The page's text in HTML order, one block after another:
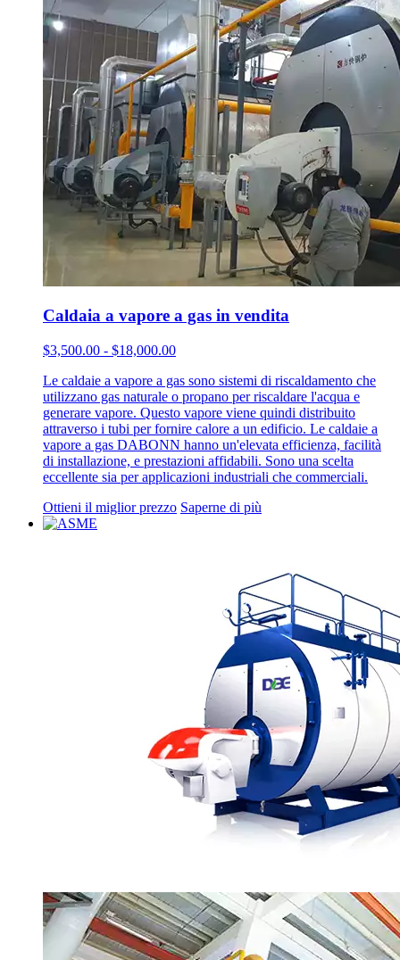
Caldaia a vapore a gas in vendita
$3,500.00 - $18,000.00
Le caldaie a vapore a gas sono sistemi di riscaldamento che
utilizzano gas naturale o propano per riscaldare l'acqua e
generare vapore. Questo vapore viene quindi distribuito
attraverso i tubi per fornire calore a un edificio. Le caldaie a
vapore a gas DABONN hanno un'elevata efficienza, facilità
di installazione, e prestazioni affidabili. Sono una scelta
eccellente sia per applicazioni industriali che commerciali.
Ottieni il miglior prezzo Saperne di più